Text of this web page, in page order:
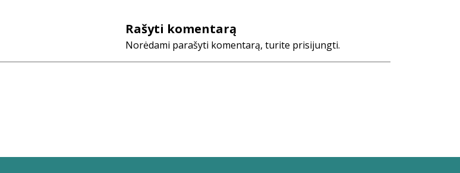
Rašyti komentarą
Norėdami parašyti komentarą, turite prisijungti.